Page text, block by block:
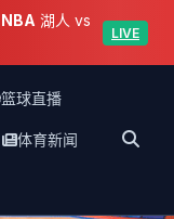
NBA 湖人 vs
LIVE
篮球直播
体育新闻